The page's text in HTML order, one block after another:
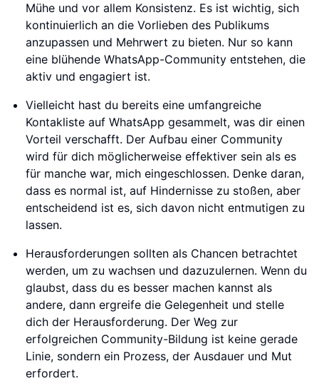
Mühe und vor allem Konsistenz. Es ist wichtig, sich
kontinuierlich an die Vorlieben des Publikums
anzupassen und Mehrwert zu bieten. Nur so kann
eine blühende WhatsApp-Community entstehen, die
aktiv und engagiert ist.
Vielleicht hast du bereits eine umfangreiche
Kontakliste auf WhatsApp gesammelt, was dir einen
Vorteil verschafft. Der Aufbau einer Community
wird für dich möglicherweise effektiver sein als es
für manche war, mich eingeschlossen. Denke daran,
dass es normal ist, auf Hindernisse zu stoßen, aber
entscheidend ist es, sich davon nicht entmutigen zu
lassen.
Herausforderungen sollten als Chancen betrachtet
werden, um zu wachsen und dazuzulernen. Wenn du
glaubst, dass du es besser machen kannst als
andere, dann ergreife die Gelegenheit und stelle
dich der Herausforderung. Der Weg zur
erfolgreichen Community-Bildung ist keine gerade
Linie, sondern ein Prozess, der Ausdauer und Mut
erfordert.